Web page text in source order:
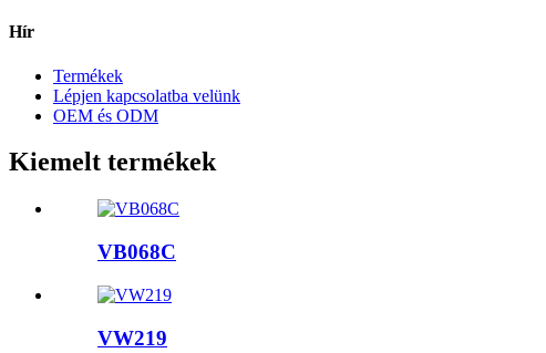
Hír
Termékek
Lépjen kapcsolatba velünk
OEM és ODM
Kiemelt termékek
VB068C
VW219